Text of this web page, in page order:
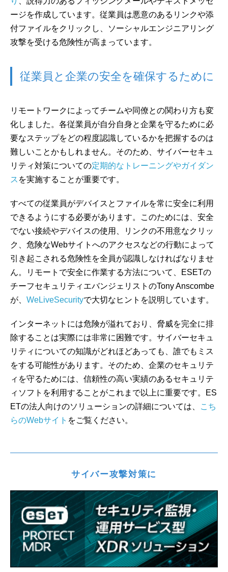
ージを作成しています。従業員は悪意のあるリンクや添
付ファイルをクリックし、ソーシャルエンジニアリング
攻撃を受ける危険性が高まっています。
従業員と企業の安全を確保するために
リモートワークによってチームや同僚との関わり方も変
化しました。各従業員が自分自身と企業を守るために必
要なステップをどの程度認識しているかを把握するのは
難しいことかもしれません。そのため、サイバーセキュ
リティ対策についての定期的なトレーニングやガイダン
ス を実施することが重要です。
すべての従業員がデバイスとファイルを常に安全に利用
できるようにする必要があります。このためには、安全
でない接続やデバイスの使用、リンクの不用意なクリッ
ク、危険なWebサイトへのアクセスなどの行動によって
引き起こされる危険性を全員が認識しなければなりませ
ん。リモートで安全に作業する方法について、ESETの
チーフセキュリティエバンジェリストのTony Anscombe
が、 WeLiveSecurityで大切なヒントを説明しています。
インターネットには危険が溢れており、脅威を完全に排
除することは実際には非常に困難です。サイバーセキュ
リティについての知識がどれほどあっても、誰でもミス
をする可能性があります。そのため、企業のセキュリテ
ィを守るためには、信頼性の高い実績のあるセキュリテ
ィソフトを利用することがこれまで以上に重要です。ES
ETの法人向けのソリューションの詳細については、
こち
らのWebサイト をご覧ください。
サイバー攻撃対策に